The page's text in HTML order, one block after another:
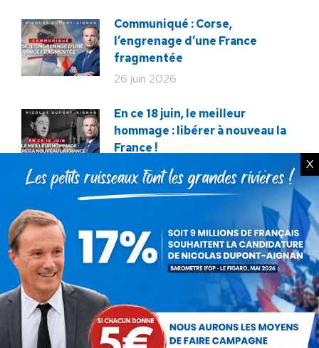
Communiqué : Corse,
l’engrenage d’une France
fragmentée
26 juin 2026
En ce 18 juin, le meilleur
hommage : libérer à nouveau la
France !
18 juin 2026
Macron veut tuer notre
12 décembre 2025
Service militaire : à quand des
mesures sérieuses et
réalistes ?
28 novembre 2025
X